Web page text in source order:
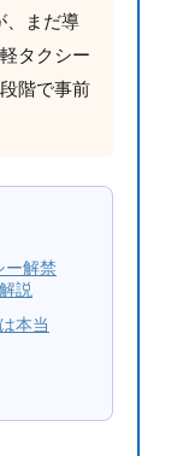
、まだ導
タクシー
階で事前
ー解禁
説
本当